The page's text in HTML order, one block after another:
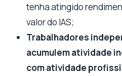
tenha atingido
valor do IAS;
Trabalhadores
acumulem atividade
com atividade